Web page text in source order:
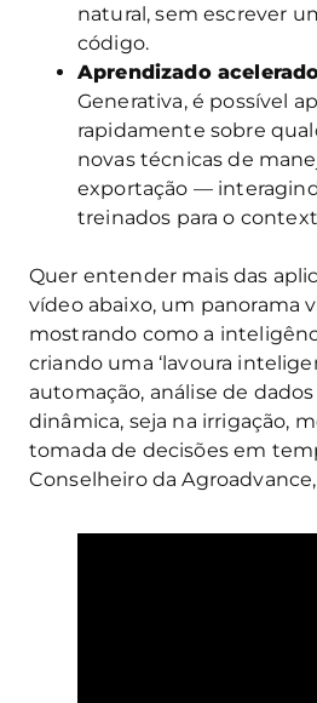
natural, sem escrever
código.
Aprendizado
Generativa, é possível
rapidamente sobre
novas técnicas de
exportação —
treinados para o
Quer entender mais das
vídeo abaixo, um panorama
mostrando como a
criando uma ‘lavoura
automação, análise de
dinâmica, seja na irrigação,
tomada de decisões em
Conselheiro da